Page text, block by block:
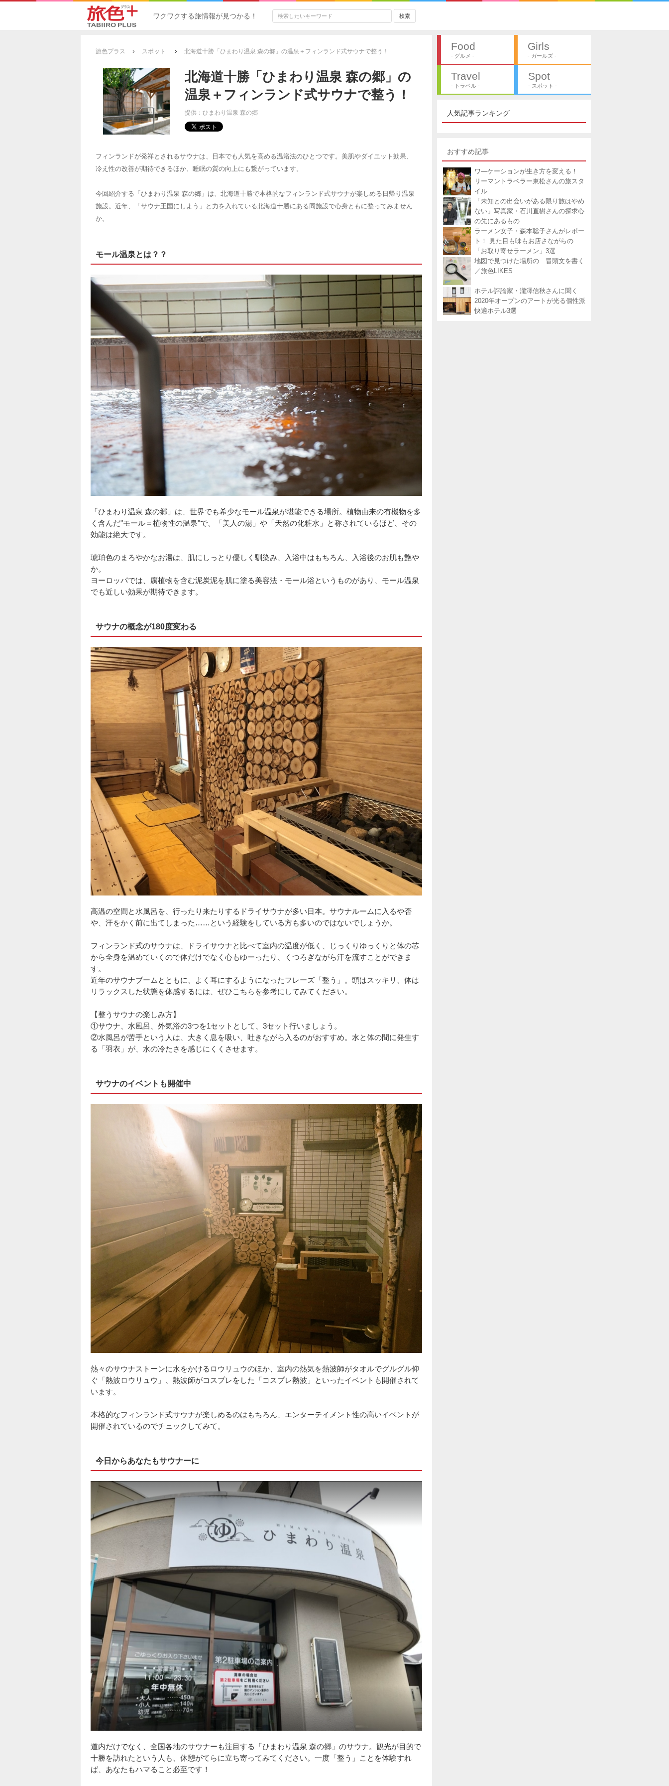
旅色プラス › スポット › 北海道十勝「ひまわり温泉 森の郷」の温泉＋フィンランド式サウナで整う！
北海道十勝「ひまわり温泉 森の郷」の
温泉＋フィンランド式サウナで整う！
提供：ひまわり温泉 森の郷
フィンランドが発祥とされるサウナは、日本でも人気を高める温浴法のひとつです。美肌やダイエット効果、
冷え性の改善が期待できるほか、睡眠の質の向上にも繋がっています。
今回紹介する「ひまわり温泉 森の郷」は、北海道十勝で本格的なフィンランド式サウナが楽しめる日帰り温泉
施設。近年、「サウナ王国にしよう」と力を入れている北海道十勝にある同施設で心身ともに整ってみません
か。
モール温泉とは？？
「ひまわり温泉 森の郷」は、世界でも希少なモール温泉が堪能できる場所。植物由来の有機物を多
く含んだ"モール＝植物性の温泉"で、「美人の湯」や「天然の化粧水」と称されているほど、その
効能は絶大です。
琥珀色のまろやかなお湯は、肌にしっとり優しく馴染み、入浴中はもちろん、入浴後のお肌も艶や
か。
ヨーロッパでは、腐植物を含む泥炭泥を肌に塗る美容法・モール浴というものがあり、モール温泉
でも近しい効果が期待できます。
サウナの概念が180度変わる
高温の空間と水風呂を、行ったり来たりするドライサウナが多い日本。サウナルームに入るや否
や、汗をかく前に出てしまった……という経験をしている方も多いのではないでしょうか。
フィンランド式のサウナは、ドライサウナと比べて室内の温度が低く、じっくりゆっくりと体の芯
から全身を温めていくので体だけでなく心もゆーったり、くつろぎながら汗を流すことができま
す。
近年のサウナブームとともに、よく耳にするようになったフレーズ「整う」。頭はスッキリ、体は
リラックスした状態を体感するには、ぜひこちらを参考にしてみてください。
【整うサウナの楽しみ方】
①サウナ、水風呂、外気浴の3つを1セットとして、3セット行いましょう。
②水風呂が苦手という人は、大きく息を吸い、吐きながら入るのがおすすめ。水と体の間に発生す
る「羽衣」が、水の冷たさを感じにくくさせます。
サウナのイベントも開催中
熱々のサウナストーンに水をかけるロウリュウのほか、室内の熱気を熱波師がタオルでグルグル仰
ぐ「熱波ロウリュウ」、熱波師がコスプレをした「コスプレ熱波」といったイベントも開催されて
います。
本格的なフィンランド式サウナが楽しめるのはもちろん、エンターテイメント性の高いイベントが
開催されているのでチェックしてみて。
今日からあなたもサウナーに
道内だけでなく、全国各地のサウナーも注目する「ひまわり温泉 森の郷」のサウナ。観光が目的で
十勝を訪れたという人も、休憩がてらに立ち寄ってみてください。一度「整う」ことを体験すれ
ば、あなたもハマること必至です！
Food
- グルメ -
Girls
- ガールズ -
Travel
- トラベル -
Spot
- スポット -
人気記事ランキング
おすすめ記事
ワ―ケーションが生き方を変える！
リーマントラベラー東松さんの旅スタ
イル
「未知との出会いがある限り旅はやめ
ない」写真家・石川直樹さんの探求心
の先にあるもの
ラーメン女子・森本聡子さんがレポー
ト！ 見た目も味もお店さながらの
「お取り寄せラーメン」3選
地図で見つけた場所の 冒頭文を書く
／旅色LIKES
ホテル評論家・瀧澤信秋さんに聞く
2020年オープンのアートが光る個性派
快適ホテル3選
ワクワクする旅情報が見つかる！